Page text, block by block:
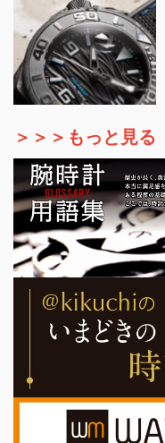
＞＞＞もっと見る